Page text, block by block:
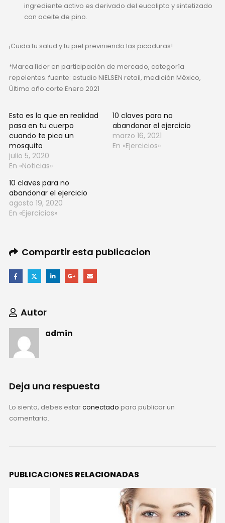
ingrediente activo es derivado del eucalipto y sintetizado
con aceite de pino.
¡Cuida tu salud y tu piel previniendo las picaduras!
*Marca líder en participación de mercado, categoría
repelentes. fuente: estudio NIELSEN retail, medición México,
Último año corte Enero 2021
Esto es lo que en realidad
pasa en tu cuerpo
cuando te pica un
mosquito
julio 5, 2020
En «Noticias»
10 claves para no
abandonar el ejercicio
marzo 16, 2021
En «Ejercicios»
10 claves para no
abandonar el ejercicio
agosto 19, 2020
En «Ejercicios»
Compartir esta publicacion
Autor
admin
Deja una respuesta
Lo siento, debes estarconectado para publicar un
comentario.
PUBLICACIONES RELACIONADAS